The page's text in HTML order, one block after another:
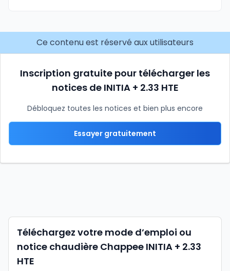
Ce contenu est réservé aux utilisateurs
Inscription gratuite pour télécharger les
notices de INITIA + 2.33 HTE
Débloquez toutes les notices et bien plus encore
Essayer gratuitement
Téléchargez votre mode d’emploi ou
notice chaudière Chappee INITIA + 2.33
HTE